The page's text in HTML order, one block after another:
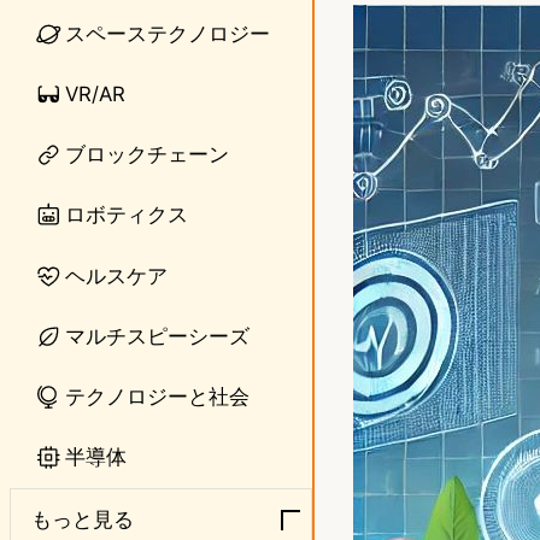
スペーステクノロジー
VR/AR
ブロックチェーン
ロボティクス
ヘルスケア
マルチスピーシーズ
テクノロジーと社会
半導体
もっと見る
e
s
t
o
d
o
n